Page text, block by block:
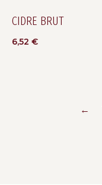
CIDRE BRUT
6,52 €
←